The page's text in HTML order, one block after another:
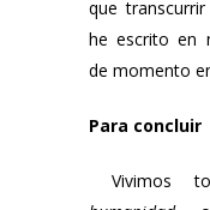
que
he escrito en
de momento
Para concluir
Vivimos